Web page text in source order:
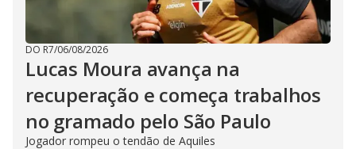
DO R7/06/08/2026
Lucas Moura avança na
recuperação e começa trabalhos
no gramado pelo São Paulo
Jogador rompeu o tendão de Aquiles